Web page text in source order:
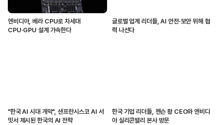
엔비디아, 베라 CPU로 차세대
CPU·GPU 설계 가속한다
글로벌 업계 리더들, AI 안전·보안 위해 협
력 나선다
"한국 AI 시대 개막", 샌프란시스코 AI 서
밋서 제시된 한국의 AI 전략
한국 기업 리더들, 젠슨 황 CEO와 엔비디
아 실리콘밸리 본사 방문